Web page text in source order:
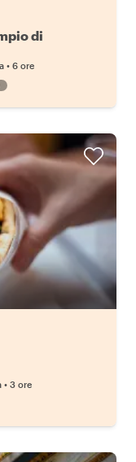
di
• 6 ore
• 3 ore